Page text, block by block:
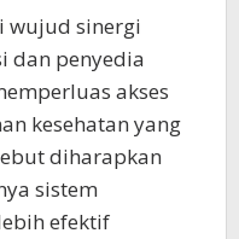
wujud sinergi
dan penyedia
akses
kesehatan yang
diharapkan
sistem
efektif